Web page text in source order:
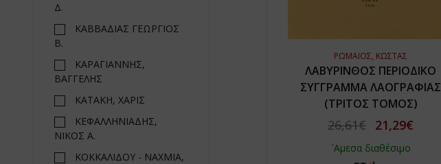
Δ.
ΚΑΒΒΑΔΙΑΣ ΓΕΩΡΓΙΟΣ
Β.
ΚΑΡΑΓΙΑΝΝΗΣ,
ΒΑΓΓΕΛΗΣ
ΚΑΤΑΚΗ, ΧΑΡΙΣ
ΚΕΦΑΛΛΗΝΙΑΔΗΣ,
ΝΙΚΟΣ Α.
ΚΟΚΚΑΛΙΔΟΥ - ΝΑΧΜΙΑ,
ΡΩΜΑΙΟΣ, ΚΩΣΤΑΣ
ΛΑΒΥΡΙΝΘΟΣ ΠΕΡΙΟΔΙΚΟ
ΣΥΓΓΡΑΜΜΑ ΛΑΟΓΡΑΦΙΑΣ
(ΤΡΙΤΟΣ ΤΟΜΟΣ)
26,61€ 21,29€
`Αμεσα διαθέσιμο